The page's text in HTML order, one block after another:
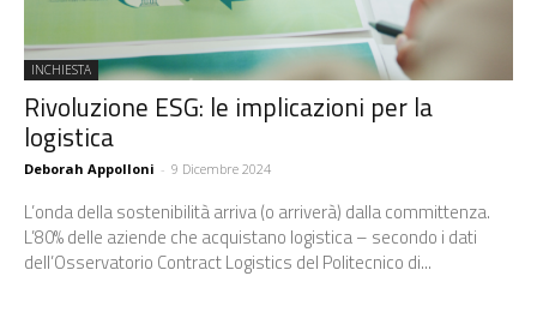
INCHIESTA
Rivoluzione ESG: le implicazioni per la
logistica
Deborah Appolloni - 9 Dicembre 2024
L’onda della sostenibilità arriva (o arriverà) dalla committenza.
L’80% delle aziende che acquistano logistica – secondo i dati
dell’Osservatorio Contract Logistics del Politecnico di...